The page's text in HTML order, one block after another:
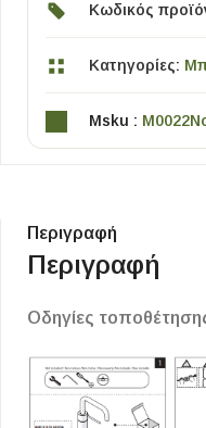
Κωδικός
Κατηγορίες:
Msku :
Περιγραφή
Περιγραφή
Οδηγίες